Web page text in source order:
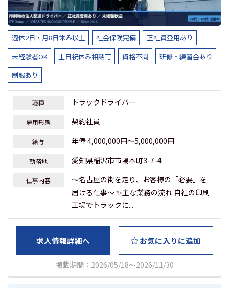
週休2日・月8日休み以上 社会保険完備
正社員登用あり
未経験者OK
土日祝休み相談可 資格不問
研修・練習会あり
制服あり
職種 トラックドライバー
雇用形態 契約社員
給与 年俸 4,000,000円～5,000,000円
勤務地 愛知県稲沢市市場本町3-7-4
仕事内容
～名古屋の街を走り、お客様の「必要」を
届ける仕事～ ✨主な業務の流れ 自社の印刷
工場でトラックに...
求人情報詳細へ お気に入りに追加
掲載期間：2026/05/18～2026/11/30